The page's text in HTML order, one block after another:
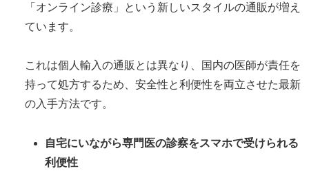
「オンライン診療」という新しいスタイルの通販が増え
ています。
これは個人輸入の通販とは異なり、国内の医師が責任を
持って処方するため、安全性と利便性を両立させた最新
の入手方法です。
自宅にいながら専門医の診察をスマホで受けられる
利便性